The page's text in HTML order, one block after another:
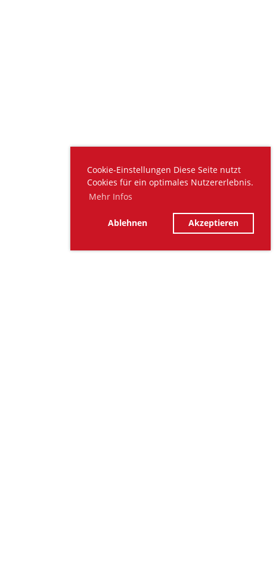
Cookie-Einstellungen Diese Seite nutzt
Cookies für ein optimales Nutzererlebnis.
Mehr Infos
Ablehnen Akzeptieren